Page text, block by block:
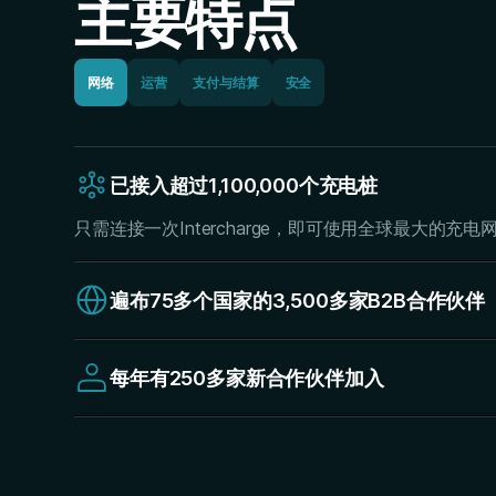
主要特点
网络 运营 支付与结算 安全
已接入超过1,100,000个充电桩
只需连接一次Intercharge，即可使用全球最大的充电网
遍布75多个国家的3,500多家B2B合作伙伴
只需连接一次Intercharge，即可使用全球最大的充电
每年有250多家新合作伙伴加入
只需连接一次Intercharge，即可使用全球最大的充电